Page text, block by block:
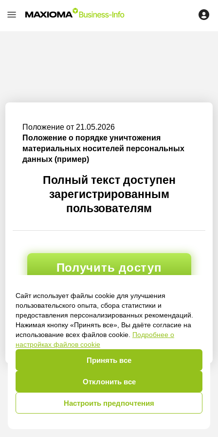
Сайт использует файлы cookie для улучшения
пользовательского опыта, сбора статистики и
предоставления персонализированных рекомендаций.
Нажимая кнопку «Принять все», Вы даёте согласие на
использование всех файлов cookie. Подробнее о
настройках файлов cookie
Принять все
Отклонить все
Настроить предпочтения
Положение от 21.05.2026
Положение о порядке уничтожения
материальных носителей персональных
данных (пример)
Полный текст доступен
зарегистрированным
пользователям
Получить доступ
Войти